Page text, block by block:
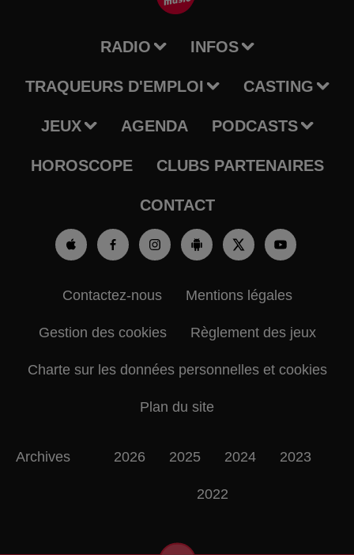
RADIO INFOS
TRAQUEURS D'EMPLOI CASTING
JEUX AGENDA PODCASTS
HOROSCOPE CLUBS PARTENAIRES
CONTACT
Contactez-nous Mentions légales
Gestion des cookies Règlement des jeux
Charte sur les données personnelles et cookies
Plan du site
Archives 2026 2025 2024 2023
2022